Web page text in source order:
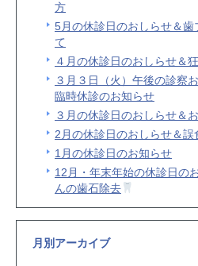
方
5月の休診日のおしらせ＆
て
４月の休診日のおしらせ＆
３月３日（火）午後の診察
臨時休診のお知らせ
３月の休診日のおしらせ＆
2月の休診日のおしらせ＆誤
1月の休診日のお知らせ
12月・年末年始の休診日の
んの歯石除去
月別アーカイブ